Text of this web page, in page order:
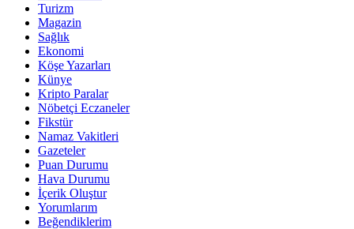
Turizm
Magazin
Sağlık
Ekonomi
Köşe Yazarları
Künye
Kripto Paralar
Nöbetçi Eczaneler
Fikstür
Namaz Vakitleri
Gazeteler
Puan Durumu
Hava Durumu
İçerik Oluştur
Yorumlarım
Beğendiklerim